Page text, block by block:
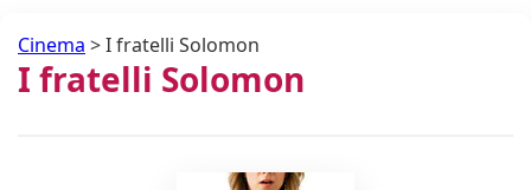
Cinema >I fratelli Solomon
I fratelli Solomon